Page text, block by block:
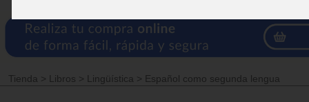
Tienda > Libros > Lingüística > Español como segunda lengua